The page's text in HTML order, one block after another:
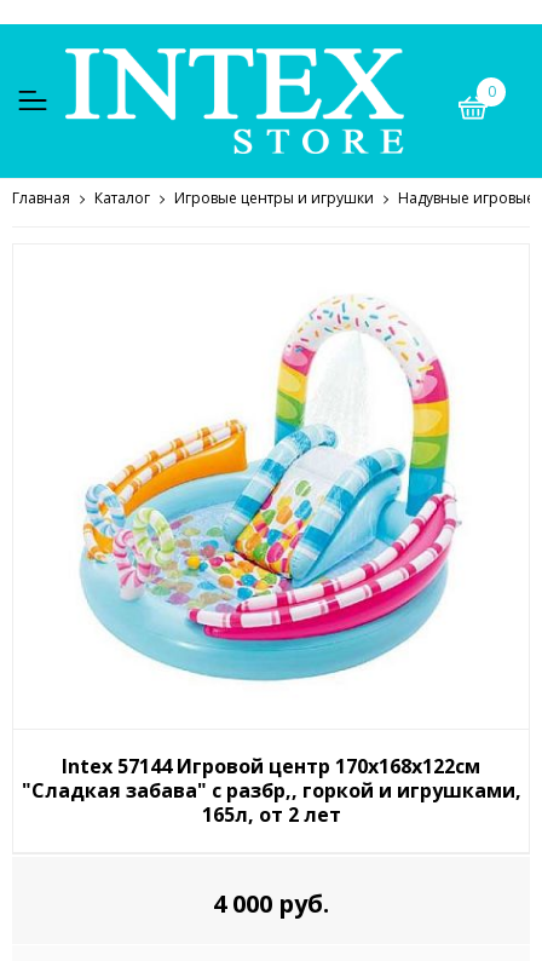
0
Главная Каталог Игровые центры и игрушки Надувные игровые
Intex 57144 Игровой центр 170х168х122см
"Сладкая забава" с разбр,, горкой и игрушками,
165л, от 2 лет
4 000 руб.